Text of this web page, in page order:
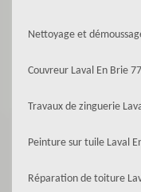
Nettoyage et
Couvreur Laval En Brie
Travaux de zinguerie
Peinture sur tuile Laval
Réparation de toiture